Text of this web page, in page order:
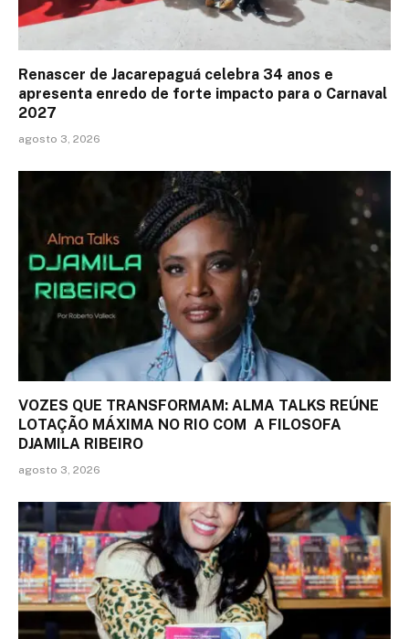
Renascer de Jacarepaguá celebra 34 anos e
apresenta enredo de forte impacto para o Carnaval
2027
agosto 3, 2026
VOZES QUE TRANSFORMAM: ALMA TALKS REÚNE
LOTAÇÃO MÁXIMA NO RIO COM A FILOSOFA
DJAMILA RIBEIRO
agosto 3, 2026